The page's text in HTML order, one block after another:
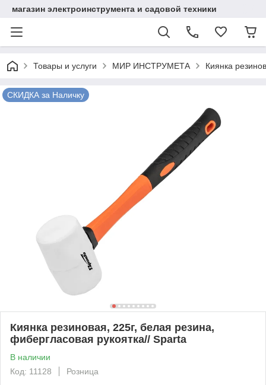
магазин электроинструмента и садовой техники
Товары и услуги МИР ИНСТРУМЕТА Киянка
СКИДКА за Наличку
Киянка резиновая, 225г, белая резина,
фибергласовая рукоятка// Sparta
В наличии
Код: 11128
Розница